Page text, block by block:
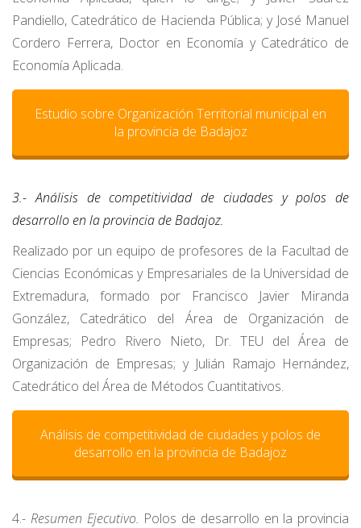
Pandiello, Catedrático de Hacienda Pública; y José Manuel
Cordero Ferrera, Doctor en Economía y Catedrático de
Economía Aplicada.
Estudio sobre Organización Territorial municipal en
la provincia de Badajoz
3.- Análisis de competitividad de ciudades y polos de
desarrollo en la provincia de Badajoz.
Realizado por un equipo de profesores de la Facultad de
Ciencias Económicas y Empresariales de la Universidad de
Extremadura, formado por Francisco Javier Miranda
González, Catedrático del Área de Organización de
Empresas; Pedro Rivero Nieto, Dr. TEU del Área de
Organización de Empresas; y Julián Ramajo Hernández,
Catedrático del Área de Métodos Cuantitativos.
Análisis de competitividad de ciudades y polos de
desarrollo en la provincia de Badajoz
4.- Resumen Ejecutivo. Polos de desarrollo en la provincia